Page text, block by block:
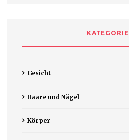
Gesicht
Haare und Nägel
Körper